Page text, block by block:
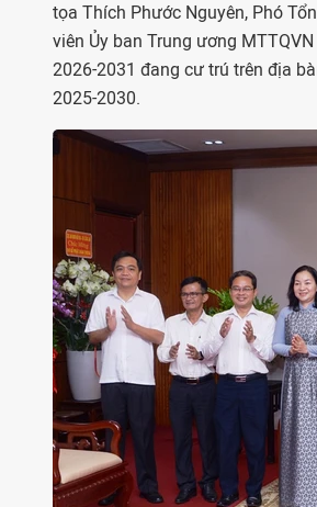
tọa Thích Phước Nguyên, Phó
viên Ủy ban Trung ương
2026-2031 đang cư trú trên địa
2025-2030.